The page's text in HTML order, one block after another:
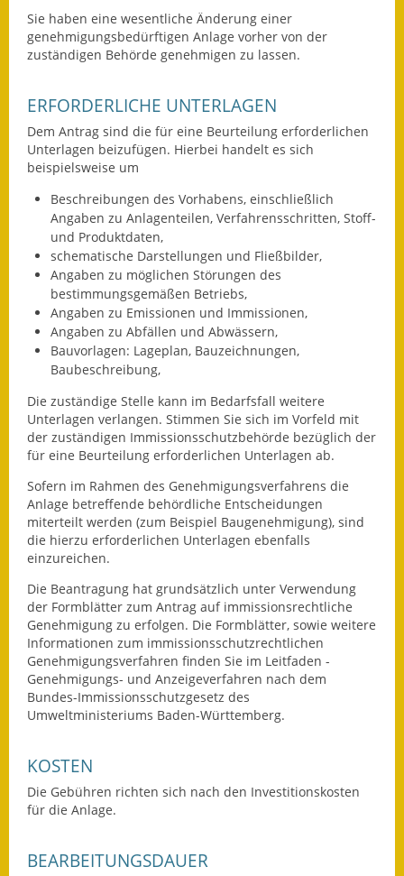
Sie haben eine wesentliche Änderung einer
genehmigungsbedürftigen Anlage vorher von der
zuständigen Behörde genehmigen zu lassen.
ERFORDERLICHE UNTERLAGEN
Dem Antrag sind die für eine Beurteilung erforderlichen
Unterlagen beizufügen. Hierbei handelt es sich
beispielsweise um
Beschreibungen des Vorhabens, einschließlich
Angaben zu Anlagenteilen, Verfahrensschritten, Stoff-
und Produktdaten,
schematische Darstellungen und Fließbilder,
Angaben zu möglichen Störungen des
bestimmungsgemäßen Betriebs,
Angaben zu Emissionen und Immissionen,
Angaben zu Abfällen und Abwässern,
Bauvorlagen: Lageplan, Bauzeichnungen,
Baubeschreibung,
Die zuständige Stelle kann im Bedarfsfall weitere
Unterlagen verlangen. Stimmen Sie sich im Vorfeld mit
der zuständigen Immissionsschutzbehörde bezüglich der
für eine Beurteilung erforderlichen Unterlagen ab.
Sofern im Rahmen des Genehmigungsverfahrens die
Anlage betreffende behördliche Entscheidungen
miterteilt werden (zum Beispiel Baugenehmigung), sind
die hierzu erforderlichen Unterlagen ebenfalls
einzureichen.
Die Beantragung hat grundsätzlich unter Verwendung
der Formblätter zum Antrag auf immissionsrechtliche
Genehmigung zu erfolgen. Die Formblätter, sowie weitere
Informationen zum immissionsschutzrechtlichen
Genehmigungsverfahren finden Sie im Leitfaden -
Genehmigungs- und Anzeigeverfahren nach dem
Bundes-Immissionsschutzgesetz des
Umweltministeriums Baden-Württemberg.
KOSTEN
Die Gebühren richten sich nach den Investitionskosten
für die Anlage.
BEARBEITUNGSDAUER